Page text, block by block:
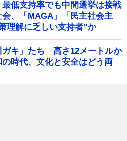
低支持率でも中間選挙は接戦
、「MAGA」「民主社会主
理解に乏しい支持者”か
ガキ」たち 高さ12メートルか
時代、文化と安全はどう両